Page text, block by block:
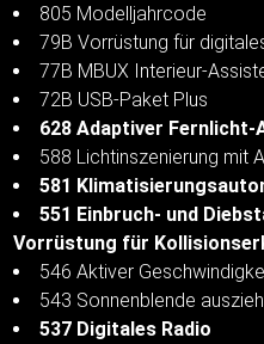
805 Modelljahrcode
79B Vorrüstung für
77B MBUX Interieur-
72B USB-Paket Plus
628 Adaptiver
588 Lichtinszenierung mit
581
551 Einbruch- und
Vorrüstung für
546 Aktiver
543 Sonnenblende
537 Digitales Radio